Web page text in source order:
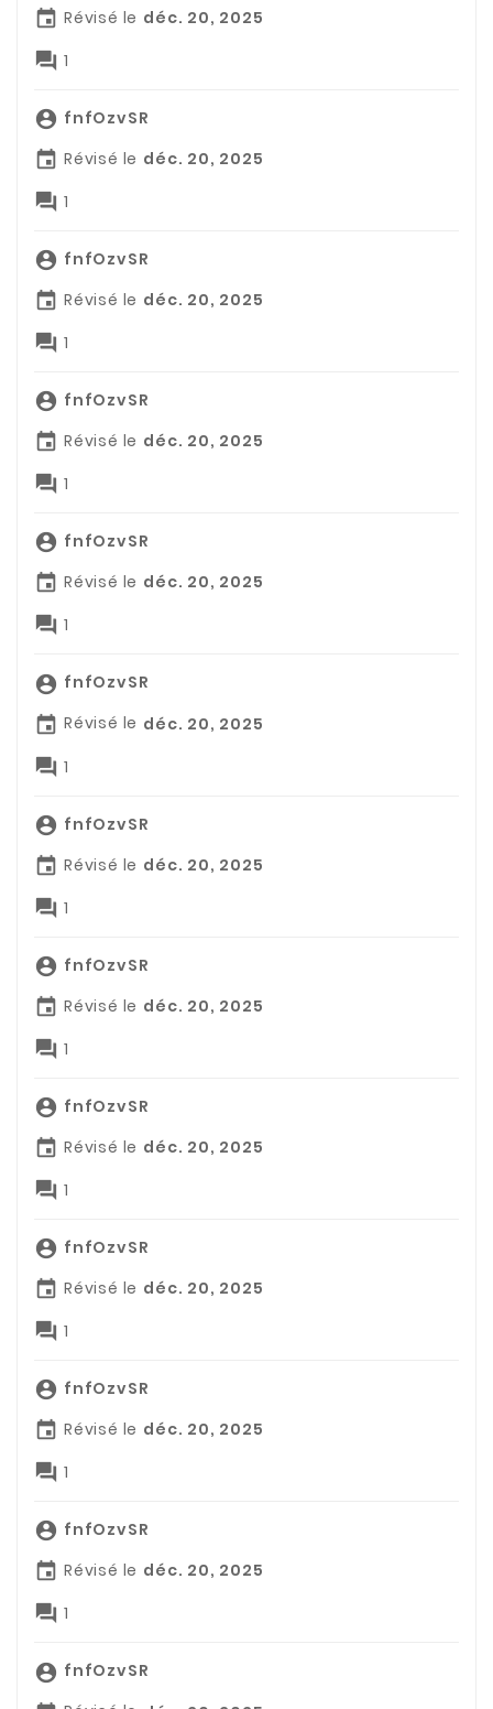
 Révisé le déc. 20, 2025
 1
 fnfOzvSR
 Révisé le déc. 20, 2025
 1
 fnfOzvSR
 Révisé le déc. 20, 2025
 1
 fnfOzvSR
 Révisé le déc. 20, 2025
 1
 fnfOzvSR
 Révisé le déc. 20, 2025
 1
 fnfOzvSR
 Révisé le déc. 20, 2025
 1
 fnfOzvSR
 Révisé le déc. 20, 2025
 1
 fnfOzvSR
 Révisé le déc. 20, 2025
 1
 fnfOzvSR
 Révisé le déc. 20, 2025
 1
 fnfOzvSR
 Révisé le déc. 20, 2025
 1
 fnfOzvSR
 Révisé le déc. 20, 2025
 1
 fnfOzvSR
 Révisé le déc. 20, 2025
 1
 fnfOzvSR